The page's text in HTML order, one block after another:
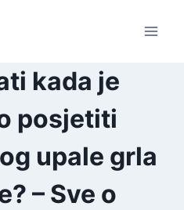
kada je
posjetiti
upale grla
– Sve o